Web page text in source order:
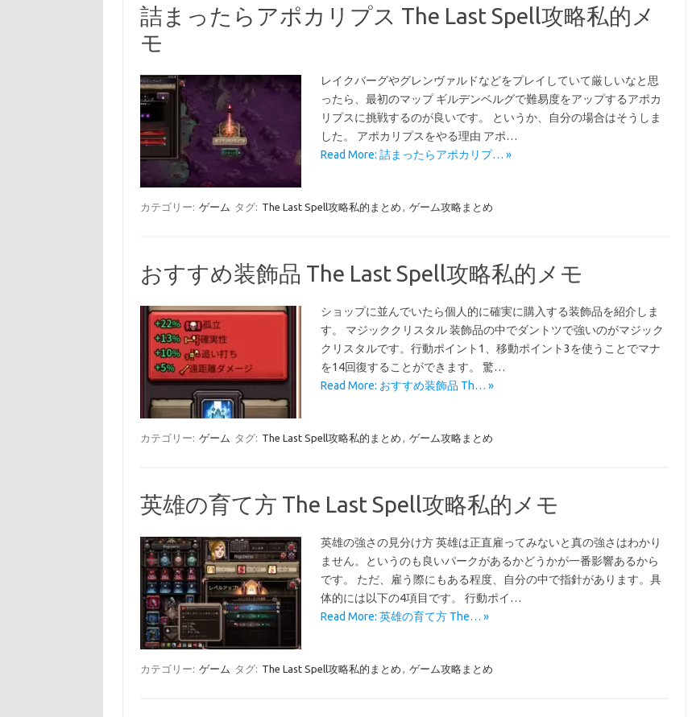
詰まったらアポカリプス The Last Spell攻略私的メ
モ
レイクバーグやグレンヴァルドなどをプレイしていて厳しいなと思
ったら、最初のマップ ギルデンベルグで難易度をアップするアポカ
リプスに挑戦するのが良いです。 というか、自分の場合はそうしま
した。 アポカリプスをやる理由 アポ…
Read More: 詰まったらアポカリプ… »
カテゴリー: ゲーム タグ: The Last Spell攻略私的まとめ , ゲーム攻略まとめ
おすすめ装飾品 The Last Spell攻略私的メモ
ショップに並んでいたら個人的に確実に購入する装飾品を紹介しま
す。 マジッククリスタル 装飾品の中でダントツで強いのがマジック
クリスタルです。行動ポイント1、移動ポイント3を使うことでマナ
を14回復することができます。 驚…
Read More: おすすめ装飾品 Th… »
カテゴリー: ゲーム タグ: The Last Spell攻略私的まとめ , ゲーム攻略まとめ
英雄の育て方 The Last Spell攻略私的メモ
英雄の強さの見分け方 英雄は正直雇ってみないと真の強さはわかり
ません。というのも良いパークがあるかどうかが一番影響あるから
です。 ただ、雇う際にもある程度、自分の中で指針があります。具
体的には以下の4項目です。 行動ポイ…
Read More: 英雄の育て方 The… »
カテゴリー: ゲーム タグ: The Last Spell攻略私的まとめ , ゲーム攻略まとめ